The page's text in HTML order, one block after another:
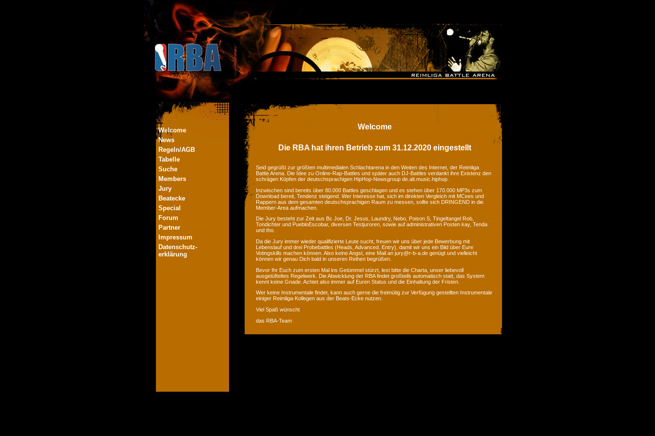
Welcome
News
Regeln/AGB
Tabelle
Suche
Members
Jury
Beatecke
Special
Forum
Partner
Impressum
Datenschutz-
erklärung
Welcome
Die RBA hat ihren Betrieb zum 31.12.2020 eingestellt
Seid gegrüßt zur größten multimedialen Schlachtarena in den Weiten des Internet, der Reimliga
Battle Arena. Die Idee zu Online-Rap-Battles und später auch DJ-Battles verdankt ihre Existenz den
schrägen Köpfen der deutschsprachigen HipHop-Newsgroup de.alt.music.hiphop.
Inzwischen sind bereits über 80.000 Battles geschlagen und es stehen über 170.000 MP3s zum
Download bereit, Tendenz steigend. Wer Interesse hat, sich im direkten Vergleich mit MCees und
Rappern aus dem gesamten deutschsprachigen Raum zu messen, sollte sich DRINGEND in die
Member-Area aufmachen.
Die Jury besteht zur Zeit aus Bc Joe, Dr. Jesus, Laundry, Nebo, Poison S, Tingeltangel Rob,
Tondichter und PuebloEscobar, diversen Testjuroren, sowie auf administrativen Posten kay, Tenda
und tho.
Da die Jury immer wieder qualifizierte Leute sucht, freuen wir uns über jede Bewerbung mit
Lebenslauf und drei Probebattles (Heads, Advanced, Entry), damit wir uns ein Bild über Eure
Votingskills machen können. Also keine Angst, eine Mail an jury@r-b-a.de genügt und vielleicht
können wir genau Dich bald in unseren Reihen begrüßen.
Bevor Ihr Euch zum ersten Mal ins Getümmel stürzt, lest bitte die Charta, unser liebevoll
ausgetüfteltes Regelwerk. Die Abwicklung der RBA findet großteils automatisch statt, das System
kennt keine Gnade. Achtet also immer auf Euren Status und die Einhaltung der Fristen.
Wer keine Instrumentale findet, kann auch gerne die freimütig zur Verfügung gestellten Instrumentale
einiger Reimliga-Kollegen aus der Beats-Ecke nutzen.
Viel Spaß wünscht
das RBA-Team